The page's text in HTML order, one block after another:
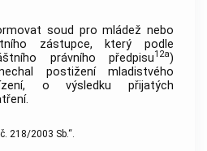
soud pro mládež nebo
zástupce, který podle
právního předpisu12a)
postižení mladistvého
o výsledku přijatých
218/2003 Sb.“.